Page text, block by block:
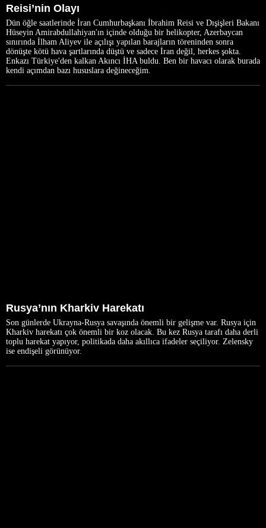
Reisi’nin Olayı
Dün öğle saatlerinde İran Cumhurbaşkanı İbrahim Reisi ve Dışişleri Bakanı
Hüseyin Amirabdullahiyan'ın içinde olduğu bir helikopter, Azerbaycan
sınırında İlham Aliyev ile açılışı yapılan barajların töreninden sonra
dönüşte kötü hava şartlarında düştü ve sadece İran değil, herkes şokta.
Enkazı Türkiye'den kalkan Akıncı İHA buldu. Ben bir havacı olarak burada
kendi açımdan bazı hususlara değineceğim.
Rusya’nın Kharkiv Harekatı
Son günlerde Ukrayna-Rusya savaşında önemli bir gelişme var. Rusya için
Kharkiv harekatı çok önemli bir koz olacak. Bu kez Rusya tarafı daha derli
toplu harekat yapıyor, politikada daha akıllıca ifadeler seçiliyor. Zelensky
ise endişeli görünüyor.